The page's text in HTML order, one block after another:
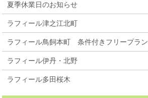
夏季休業日のお知らせ
ラフィール津之江北町
ラフィール鳥飼本町 条件付きフリープラン
ラフィール伊丹・北野
ラフィール多田桜木